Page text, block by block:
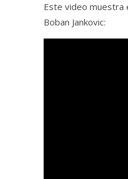
Este video muestra
Boban Jankovic: